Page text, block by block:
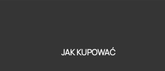
JAK KUPOWAĆ